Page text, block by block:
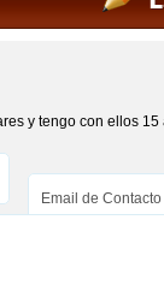
y tengo con ellos